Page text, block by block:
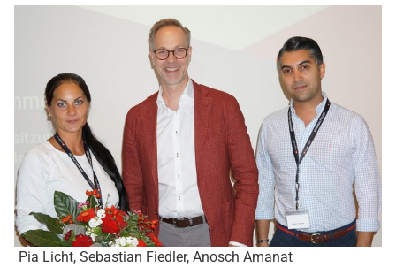
Pia Licht, Sebastian Fiedler, Anosch Amanat